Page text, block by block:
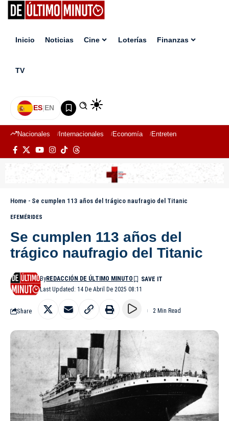
Inicio Noticias Cine Loterías Finanzas
TV
ES|EN
Nacionales Internacionales Economía Entretenimiento
Home - Se cumplen 113 años del trágico naufragio del Titanic
EFEMÉRIDES
Se cumplen 113 años del
trágico naufragio del Titanic
Last Updated: 14 De Abril De 2025 08:11
ByREDACCIÓN DE ÚLTIMO MINUTO
Share 2 Min Read